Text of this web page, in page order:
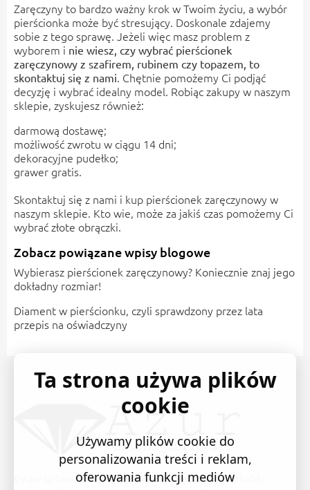
Zaręczyny to bardzo ważny krok w Twoim życiu, a wybór
pierścionka może być stresujący. Doskonale zdajemy
sobie z tego sprawę. Jeżeli więc masz problem z
wyborem i nie wiesz, czy wybrać pierścionek
zaręczynowy z szafirem, rubinem czy topazem, to
skontaktuj się z nami. Chętnie pomożemy Ci podjąć
decyzję i wybrać idealny model. Robiąc zakupy w naszym
sklepie, zyskujesz również:
darmową dostawę;
możliwość zwrotu w ciągu 14 dni;
dekoracyjne pudełko;
grawer gratis.
Skontaktuj się z nami i kup pierścionek zaręczynowy w
naszym sklepie. Kto wie, może za jakiś czas pomożemy Ci
wybraćzłote obrączki.
Zobacz powiązane wpisy blogowe
Wybierasz pierścionek zaręczynowy? Koniecznie znaj jego
dokładny rozmiar!
Diament w pierścionku, czyli sprawdzony przez lata
przepis na oświadczyny
E-Azur to świetne i sprawdzone miejsce na zakupy. W każdy
Ta strona używa plików
cookie
Używamy plików cookie do
personalizowania treści i reklam,
oferowania funkcji mediów